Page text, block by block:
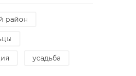
район
усадьба